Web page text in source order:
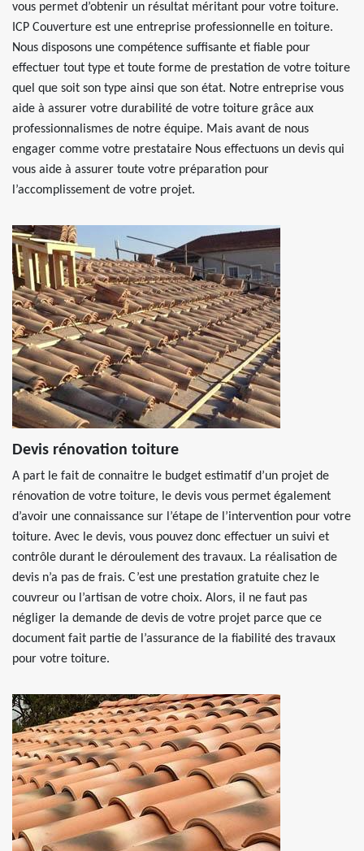
vous permet d’obtenir un résultat méritant pour votre toiture.
ICP Couverture est une entreprise professionnelle en toiture.
Nous disposons une compétence suffisante et fiable pour
effectuer tout type et toute forme de prestation de votre toiture
quel que soit son type ainsi que son état. Notre entreprise vous
aide à assurer votre durabilité de votre toiture grâce aux
professionnalismes de notre équipe. Mais avant de nous
engager comme votre prestataire Nous effectuons un devis qui
vous aide à assurer toute votre préparation pour
l’accomplissement de votre projet.
Devis rénovation toiture
A part le fait de connaitre le budget estimatif d’un projet de
rénovation de votre toiture, le devis vous permet également
d’avoir une connaissance sur l’étape de l’intervention pour votre
toiture. Avec le devis, vous pouvez donc effectuer un suivi et
contrôle durant le déroulement des travaux. La réalisation de
devis n’a pas de frais. C’est une prestation gratuite chez le
couvreur ou l’artisan de votre choix. Alors, il ne faut pas
négliger la demande de devis de votre projet parce que ce
document fait partie de l’assurance de la fiabilité des travaux
pour votre toiture.